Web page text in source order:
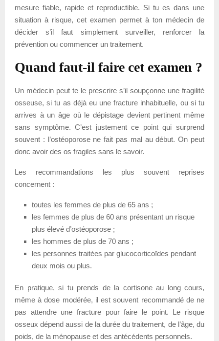
mesure fiable, rapide et reproductible. Si tu es dans une
situation à risque, cet examen permet à ton médecin de
décider s’il faut simplement surveiller, renforcer la
prévention ou commencer un traitement.
Quand faut-il faire cet examen ?
Un médecin peut te le prescrire s’il soupçonne une fragilité
osseuse, si tu as déjà eu une fracture inhabituelle, ou si tu
arrives à un âge où le dépistage devient pertinent même
sans symptôme. C’est justement ce point qui surprend
souvent : l’ostéoporose ne fait pas mal au début. On peut
donc avoir des os fragiles sans le savoir.
Les recommandations les plus souvent reprises
concernent :
toutes les femmes de plus de 65 ans ;
les femmes de plus de 60 ans présentant un risque
plus élevé d’ostéoporose ;
les hommes de plus de 70 ans ;
les personnes traitées par glucocorticoïdes pendant
deux mois ou plus.
En pratique, si tu prends de la cortisone au long cours,
même à dose modérée, il est souvent recommandé de ne
pas attendre une fracture pour faire le point. Le risque
osseux dépend aussi de la durée du traitement, de l’âge, du
poids, de la ménopause et des antécédents personnels.